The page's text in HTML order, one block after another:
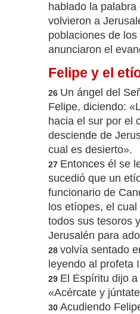
hablado la palabra
volvieron a
poblaciones de
anunciaron el
Felipe y el
26 Un ángel del
Felipe, diciendo:
hacia el sur por el
desciende de
cual es desierto».
27 Entonces él se
sucedió que un
funcionario de
los etíopes, el
todos sus tesoros
Jerusalén para
28 volvía sentado
leyendo al profeta
29 El Espíritu dijo a
«Acércate y
30 Acudiendo